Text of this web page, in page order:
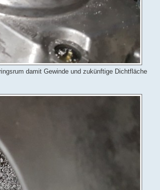
damit Gewinde und zukünftige Dichtfläche